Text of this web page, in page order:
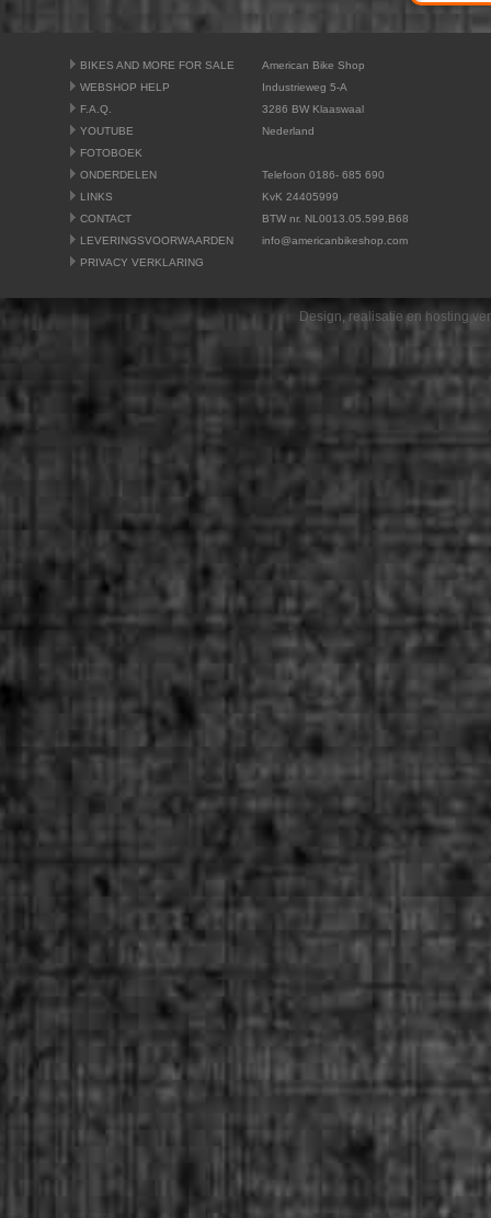
BIKES AND MORE FOR SALE
WEBSHOP HELP
F.A.Q.
YOUTUBE
FOTOBOEK
ONDERDELEN
LINKS
CONTACT
LEVERINGSVOORWAARDEN
PRIVACY VERKLARING
American Bike Shop
Industrieweg 5-A
3286 BW Klaaswaal
Nederland
Telefoon 0186- 685 690
KvK 24405999
BTW nr. NL0013.05.599.B68
info@americanbikeshop.com
Design, realisatie en hosting